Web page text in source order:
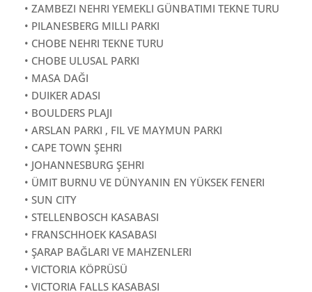
• ZAMBEZI NEHRI YEMEKLI GÜNBATIMI TEKNE TURU
• PILANESBERG MILLI PARKI
• CHOBE NEHRI TEKNE TURU
• CHOBE ULUSAL PARKI
• MASA DAĞI
• DUIKER ADASI
• BOULDERS PLAJI
• ARSLAN PARKI , FIL VE MAYMUN PARKI
• CAPE TOWN ŞEHRI
• JOHANNESBURG ŞEHRI
• ÜMIT BURNU VE DÜNYANIN EN YÜKSEK FENERI
• SUN CITY
• STELLENBOSCH KASABASI
• FRANSCHHOEK KASABASI
• ŞARAP BAĞLARI VE MAHZENLERI
• VICTORIA KÖPRÜSÜ
• VICTORIA FALLS KASABASI